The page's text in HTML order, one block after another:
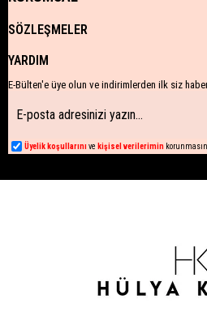
SÖZLEŞMELER
YARDIM
E-Bülten'e üye olun ve indirimlerden ilk siz
Üyelik koşullarını ve kişisel verilerimin